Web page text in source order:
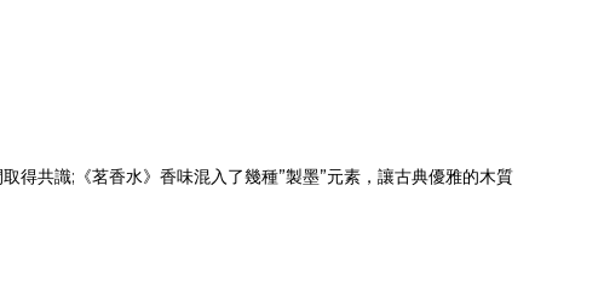
得共識;《茗香水》香味混入了幾種”製墨”元素，讓古典優雅的木質